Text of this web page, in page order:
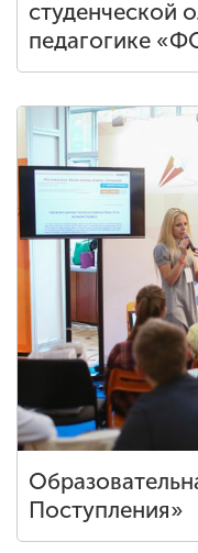
студенческой
педагогике
Поступления»